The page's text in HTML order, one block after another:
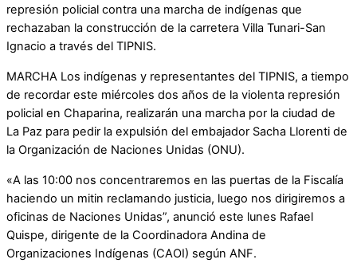
represión policial contra una marcha de indígenas que
rechazaban la construcción de la carretera Villa Tunari-San
Ignacio a través del TIPNIS.
MARCHA Los indígenas y representantes del TIPNIS, a tiempo
de recordar este miércoles dos años de la violenta represión
policial en Chaparina, realizarán una marcha por la ciudad de
La Paz para pedir la expulsión del embajador Sacha Llorenti de
la Organización de Naciones Unidas (ONU).
«A las 10:00 nos concentraremos en las puertas de la Fiscalía
haciendo un mitin reclamando justicia, luego nos dirigiremos a
oficinas de Naciones Unidas”, anunció este lunes Rafael
Quispe, dirigente de la Coordinadora Andina de
Organizaciones Indígenas (CAOI) según ANF.